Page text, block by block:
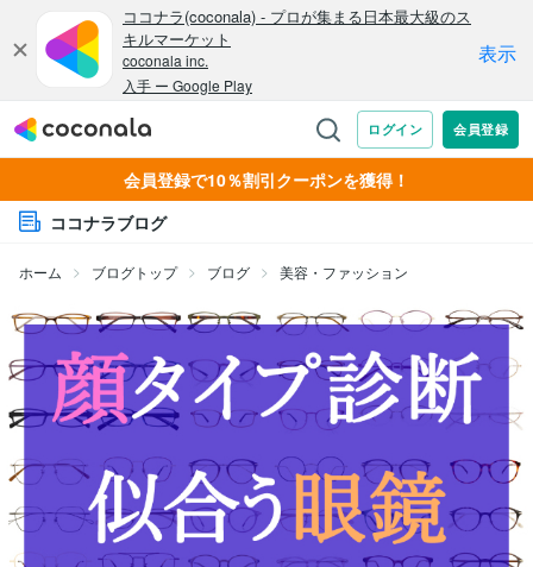
会員登録で10％割引クーポンを獲得！
ココナラブログ
ホーム ブログトップ ブログ 美容・ファッション